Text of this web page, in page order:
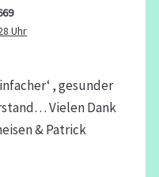
Uhr
, gesunder
Vielen Dank
& Patrick